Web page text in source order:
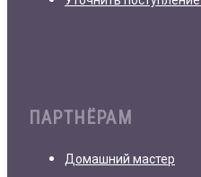
ПАРТНЁРАМ
Домашний мастер